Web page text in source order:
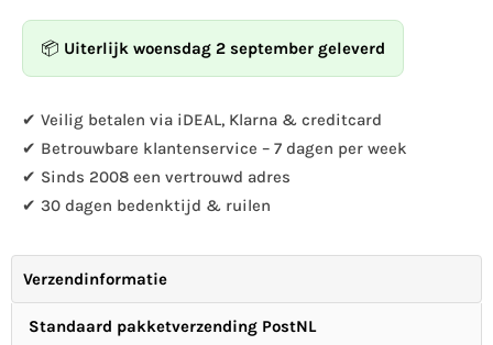
Londen
incl
creme
incl
creme
📦 Uiterlijk woensdag 2 september geleverd
✔ Veilig betalen via iDEAL, Klarna & creditcard
✔ Betrouwbare klantenservice – 7 dagen per week
✔ Sinds 2008 een vertrouwd adres
✔ 30 dagen bedenktijd & ruilen
Verzendinformatie
Standaard pakketverzending PostNL